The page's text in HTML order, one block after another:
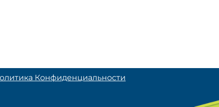
Конфиденциальности